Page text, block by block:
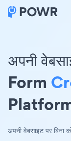
अपनी
Form
अपनी वेबसाइट पर